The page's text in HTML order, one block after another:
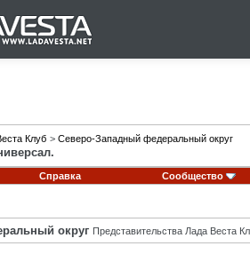
Клуб > Северо-Западный федеральный округ
Справка Сообщество
округ Представительства Лада Веста